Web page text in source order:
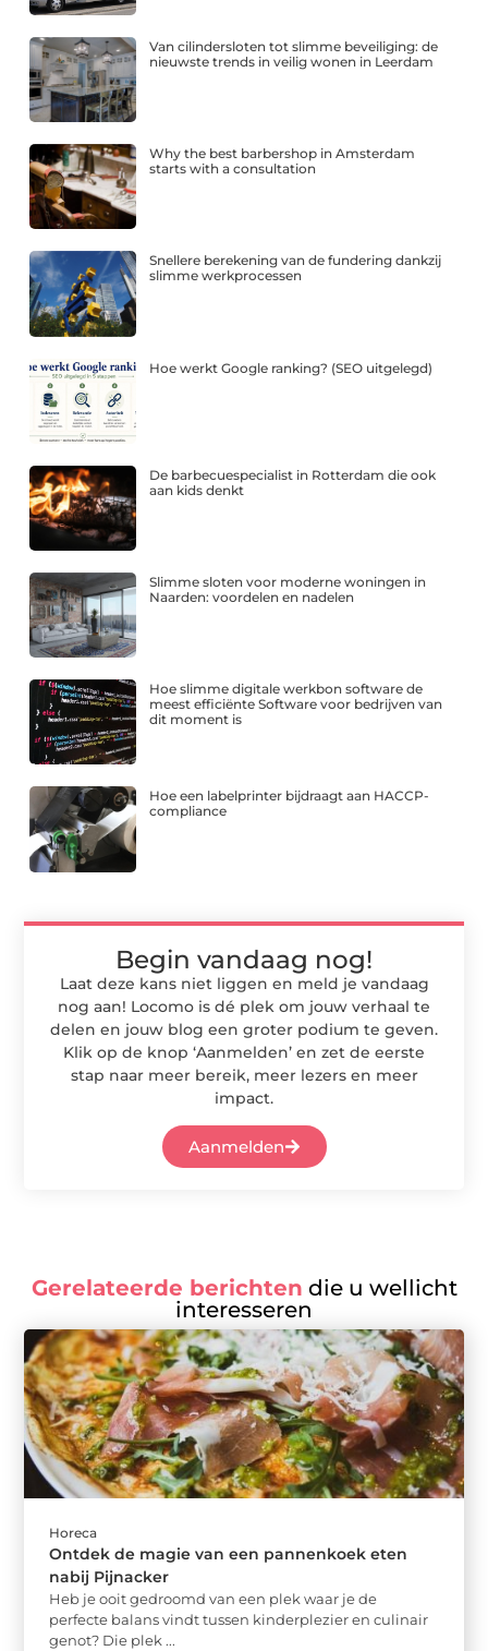
Van cilindersloten tot slimme beveiliging: de
nieuwste trends in veilig wonen in Leerdam
Why the best barbershop in Amsterdam
starts with a consultation
Snellere berekening van de fundering dankzij
slimme werkprocessen
Hoe werkt Google ranking? (SEO uitgelegd)
De barbecuespecialist in Rotterdam die ook
aan kids denkt
Slimme sloten voor moderne woningen in
Naarden: voordelen en nadelen
Hoe slimme digitale werkbon software de
meest efficiënte Software voor bedrijven van
dit moment is
Hoe een labelprinter bijdraagt aan HACCP-
compliance
Begin vandaag nog!
Laat deze kans niet liggen en meld je vandaag
nog aan! Locomo is dé plek om jouw verhaal te
delen en jouw blog een groter podium te geven.
Klik op de knop ‘Aanmelden’ en zet de eerste
stap naar meer bereik, meer lezers en meer
impact.
Aanmelden
Gerelateerde berichten die u wellicht
interesseren
Horeca
Ontdek de magie van een pannenkoek eten
nabij Pijnacker
Heb je ooit gedroomd van een plek waar je de
perfecte balans vindt tussen kinderplezier en culinair
genot? Die plek ...